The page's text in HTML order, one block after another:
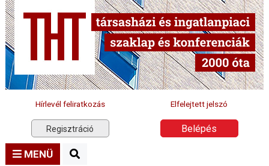
Hírlevél feliratkozás Elfelejtett jelszó
Regisztráció Belépés
MENÜ